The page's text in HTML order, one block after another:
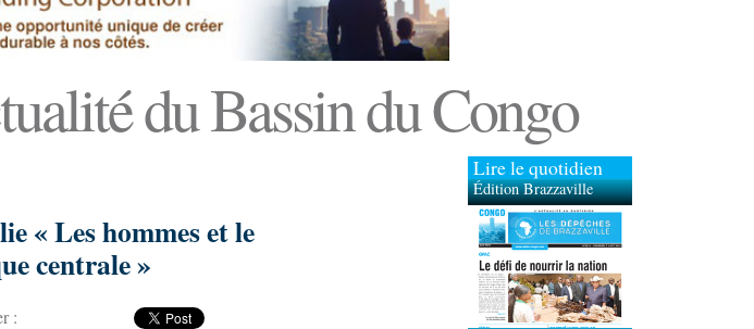
du Bassin du Congo
« Les hommes et le
centrale »
:
Lire le quotidien
Édition Brazzaville
Édition Kinshasa